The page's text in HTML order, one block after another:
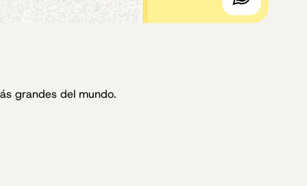
grandes del mundo.